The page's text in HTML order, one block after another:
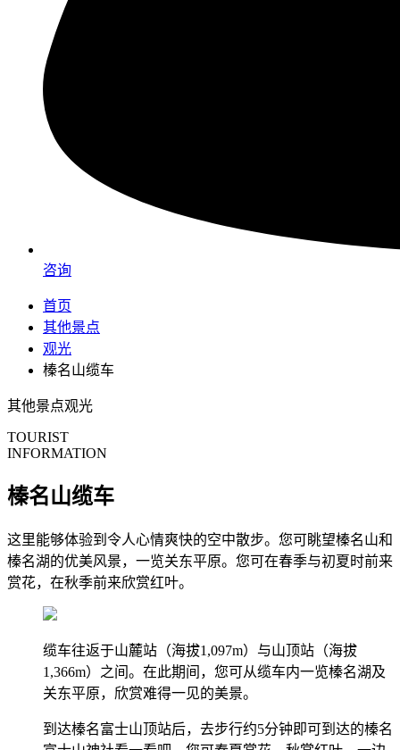
咨询
首页
其他景点
观光
榛名山缆车
其他景点观光
TOURIST
INFORMATION
榛名山缆车
这里能够体验到令人心情爽快的空中散步。您可眺望榛名山和
榛名湖的优美风景，一览关东平原。您可在春季与初夏时前来
赏花，在秋季前来欣赏红叶。
缆车往返于山麓站（海拔1,097m）与山顶站（海拔
1,366m）之间。在此期间，您可从缆车内一览榛名湖及
关东平原，欣赏难得一见的美景。
到达榛名富士山顶站后，去步行约5分钟即可到达的榛名